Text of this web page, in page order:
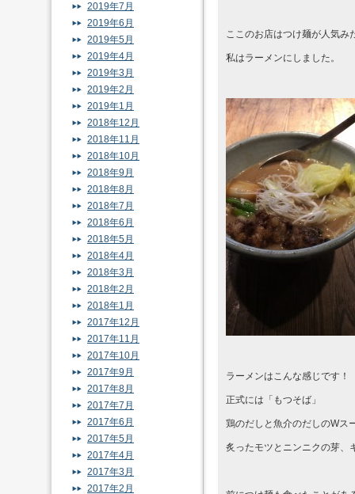
ここのお店はつけ麺が人気み
私はラーメンにしました。
ラーメンはこんな感じです！
正式には「もつそば」
鶏のだしと魚介のだしのWス
炙ったモツとニンニクの芽、
2019年7月
2019年6月
2019年5月
2019年4月
2019年3月
2019年2月
2019年1月
2018年12月
2018年11月
2018年10月
2018年9月
2018年8月
2018年7月
2018年6月
2018年5月
2018年4月
2018年3月
2018年2月
2018年1月
2017年12月
2017年11月
2017年10月
2017年9月
2017年8月
2017年7月
2017年6月
2017年5月
2017年4月
2017年3月
2017年2月